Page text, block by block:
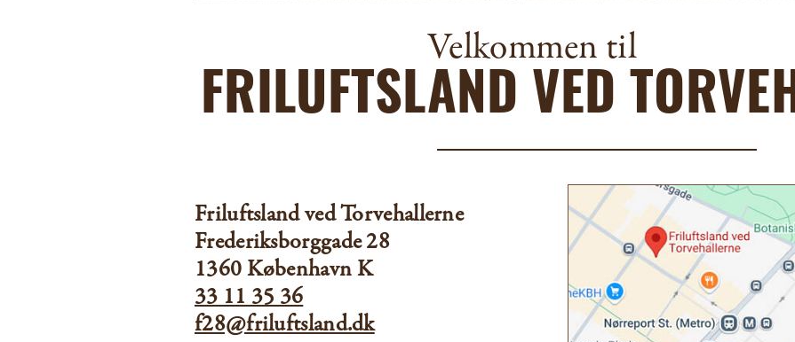
Velkommen til
FRILUFTSLAND VED
Friluftsland ved Torvehallerne
Frederiksborggade 28
1360 København K
33 11 35 36
f28@friluftsland.dk